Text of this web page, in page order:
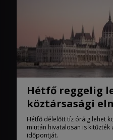
Hétfő reggelig
köztársasági
Hétfő délelőtt tíz óráig lehet
miután hivatalosan is
időpontját.